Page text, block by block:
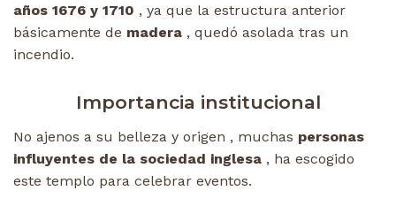
años 1676 y 1710 , ya que la estructura anterior
básicamente de madera , quedó asolada tras un
incendio.
Importancia institucional
No ajenos a su belleza y origen , muchas personas
influyentes de la sociedad inglesa , ha escogido
este templo para celebrar eventos.